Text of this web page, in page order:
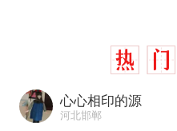
心心相印的源
河北邯郸